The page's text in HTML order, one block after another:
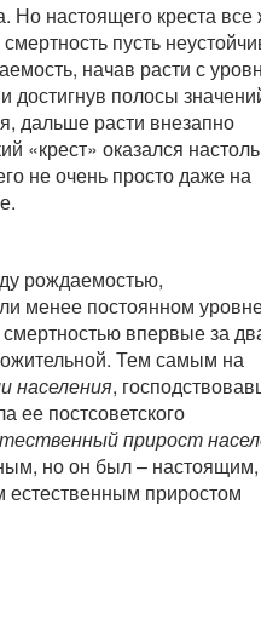
Но настоящего креста
пусть
начав расти с
достигнув полосы
дальше расти внезапно
«крест» оказался
не очень просто даже на
рождаемостью,
менее постоянном
впервые за
Тем самым на
населения,
ее постсоветского
прирост
но он был – настоящим,
приростом